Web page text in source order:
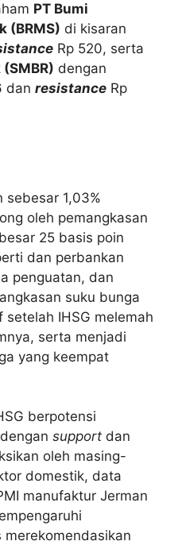
PT Bumi
(BRMS) di kisaran
Rp 520, serta
dengan
dan resistance Rp
sebesar 1,03%
oleh pemangkasan
25 basis poin
dan perbankan
penguatan, dan
suku bunga
IHSG melemah
serta menjadi
yang keempat
berpotensi
support dan
oleh masing-
domestik, data
manufaktur Jerman
merekomendasikan